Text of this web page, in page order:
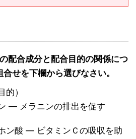
配合成分と配合目的の関係につ
せを下欄から選びなさい。
的）
― メラニンの排出を促す
ン酸 ― ビタミンＣの吸収を助